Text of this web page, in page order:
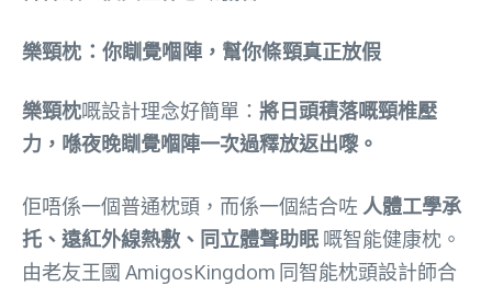
樂頸枕：你瞓覺嗰陣，幫你條頸真正放假
樂頸枕嘅設計理念好簡單： 將日頭積落嘅頸椎壓
力，喺夜晚瞓覺嗰陣一次過釋放返出嚟。
佢唔係一個普通枕頭，而係一個結合咗 人體工學承
托、遠紅外線熱敷、同立體聲助眠 嘅智能健康枕。
由老友王國 AmigosKingdom 同智能枕頭設計師合